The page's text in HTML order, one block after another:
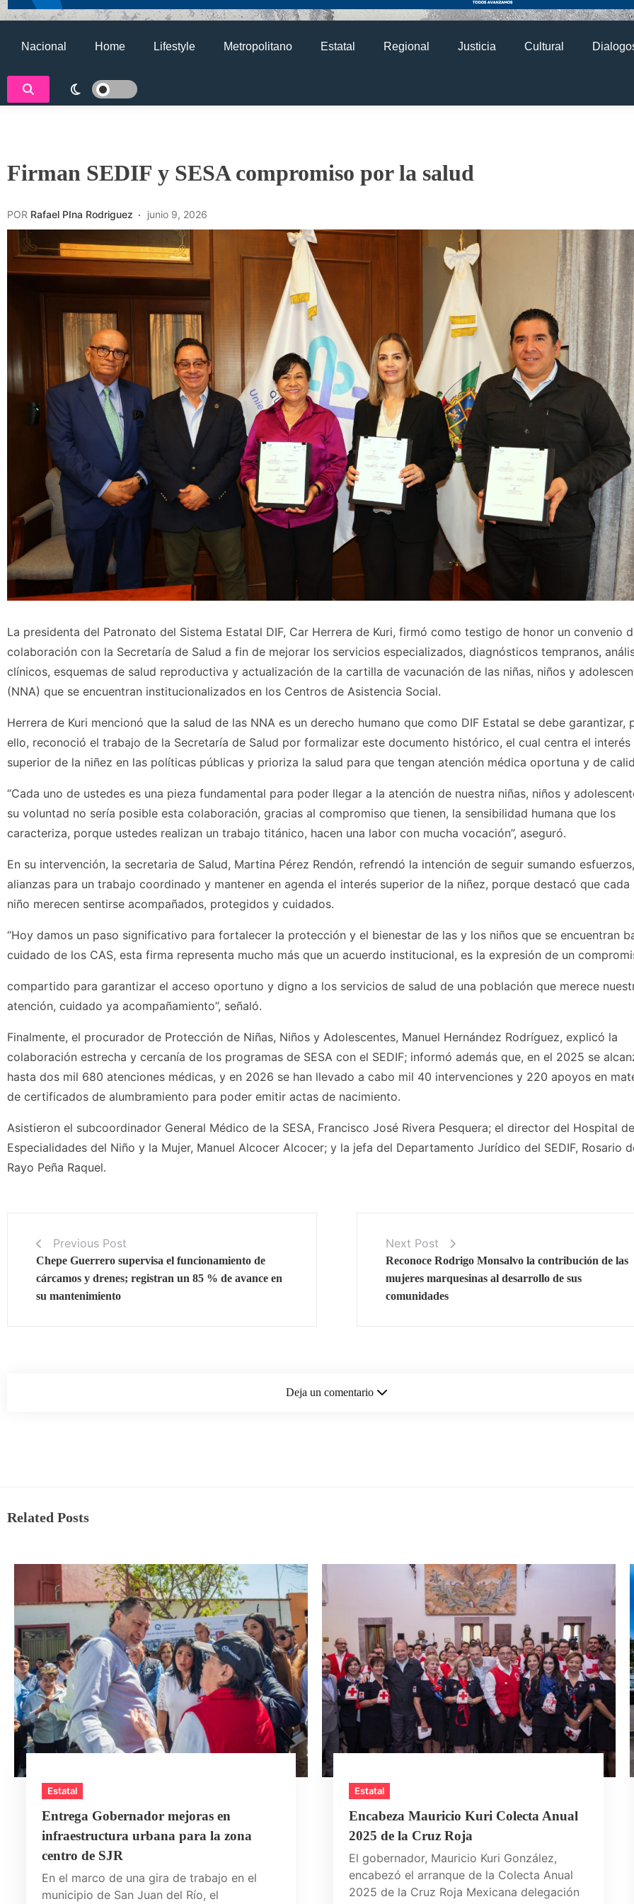
Nacional Home Lifestyle Metropolitano Estatal Regional Justicia Cultural
Firman SEDIF y SESA compromiso por la salud
POR Rafael PIna Rodriguez junio 9, 2026
La presidenta del Patronato del Sistema Estatal DIF, Car Herrera de Kuri, firmó como testigo de honor un convenio
colaboración con la Secretaría de Salud a fin de mejorar los servicios especializados, diagnósticos tempranos,
clínicos, esquemas de salud reproductiva y actualización de la cartilla de vacunación de las niñas, niños y
(NNA) que se encuentran institucionalizados en los Centros de Asistencia Social.
Herrera de Kuri mencionó que la salud de las NNA es un derecho humano que como DIF Estatal se debe garantizar,
ello, reconoció el trabajo de la Secretaría de Salud por formalizar este documento histórico, el cual centra el interés
superior de la niñez en las políticas públicas y prioriza la salud para que tengan atención médica oportuna y de
“Cada uno de ustedes es una pieza fundamental para poder llegar a la atención de nuestra niñas, niños y
su voluntad no sería posible esta colaboración, gracias al compromiso que tienen, la sensibilidad humana que los
caracteriza, porque ustedes realizan un trabajo titánico, hacen una labor con mucha vocación”, aseguró.
En su intervención, la secretaria de Salud, Martina Pérez Rendón, refrendó la intención de seguir sumando
alianzas para un trabajo coordinado y mantener en agenda el interés superior de la niñez, porque destacó que cada
niño merecen sentirse acompañados, protegidos y cuidados.
“Hoy damos un paso significativo para fortalecer la protección y el bienestar de las y los niños que se encuentran
cuidado de los CAS, esta firma representa mucho más que un acuerdo institucional, es la expresión de un
compartido para garantizar el acceso oportuno y digno a los servicios de salud de una población que merece
atención, cuidado ya acompañamiento”, señaló.
Finalmente, el procurador de Protección de Niñas, Niños y Adolescentes, Manuel Hernández Rodríguez, explicó la
colaboración estrecha y cercanía de los programas de SESA con el SEDIF; informó además que, en el 2025 se
hasta dos mil 680 atenciones médicas, y en 2026 se han llevado a cabo mil 40 intervenciones y 220 apoyos en
de certificados de alumbramiento para poder emitir actas de nacimiento.
Asistieron el subcoordinador General Médico de la SESA, Francisco José Rivera Pesquera; el director del Hospital de
Especialidades del Niño y la Mujer, Manuel Alcocer Alcocer; y la jefa del Departamento Jurídico del SEDIF, Rosario
Rayo Peña Raquel.
Previous Post
Chepe Guerrero supervisa el funcionamiento de
cárcamos y drenes; registran un 85 % de avance en
su mantenimiento
Next Post
Reconoce Rodrigo Monsalvo la contribución de las
mujeres marquesinas al desarrollo de sus
comunidades
Deja un comentario
Related Posts
Estatal
Entrega Gobernador mejoras en
infraestructura urbana para la zona
centro de SJR
En el marco de una gira de trabajo en el
municipio de San Juan del Río, el
Estatal
Encabeza Mauricio Kuri Colecta Anual
2025 de la Cruz Roja
El gobernador, Mauricio Kuri González,
encabezó el arranque de la Colecta Anual
2025 de la Cruz Roja Mexicana delegación